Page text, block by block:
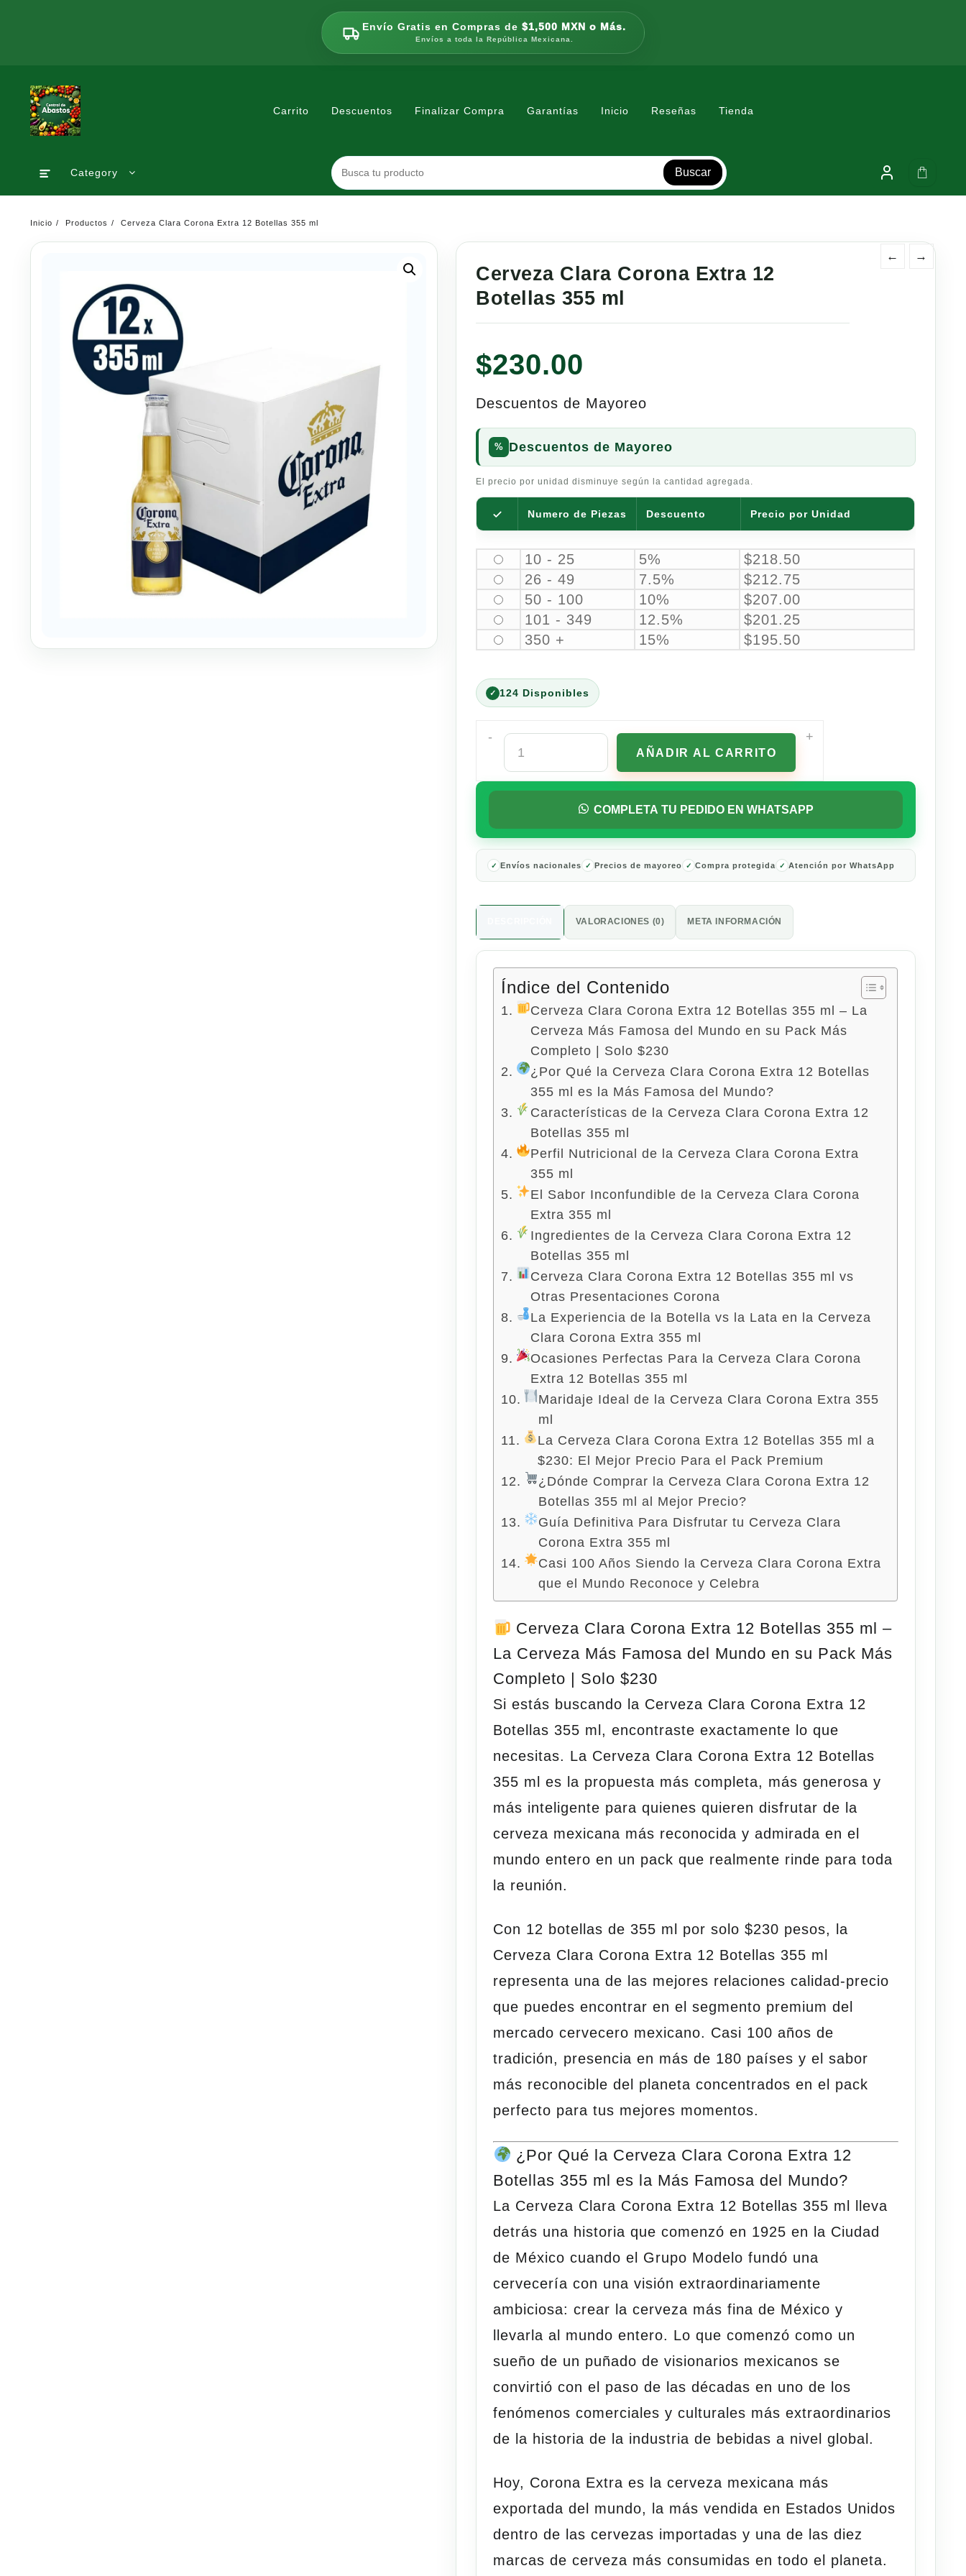
Envío Gratis en Compras de $1,500 MXN o Más.
Envíos a toda la República Mexicana.
Carrito Descuentos Finalizar Compra Garantías Inicio Reseñas Tienda
Category Buscar
Inicio Productos Cerveza Clara Corona Extra 12 Botellas 355 ml
← →
Cerveza Clara Corona Extra 12
Botellas 355 ml
$230.00
Descuentos de Mayoreo
Descuentos de Mayoreo
El precio por unidad disminuye según la cantidad agregada.
Numero de Piezas Descuento Precio por Unidad
10 - 25 5% $218.50
26 - 49
7.5% $212.75
50 - 100
10% $207.00
101 - 349
12.5% $201.25
350 +
15% $195.50
124 Disponibles
-
Cerveza
Clara
Corona
Extra
355
ml
cantidad
AÑADIR AL CARRITO
+
COMPLETA TU PEDIDO EN WHATSAPP
Envíos nacionales Precios de mayoreo Compra protegida Atención por WhatsApp
VALORACIONES (0) META INFORMACIÓN
Índice del Contenido
Cerveza Clara Corona Extra 12 Botellas 355 ml – La
Cerveza Más Famosa del Mundo en su Pack Más
Completo | Solo $230
¿Por Qué la Cerveza Clara Corona Extra 12 Botellas
355 ml es la Más Famosa del Mundo?
Características de la Cerveza Clara Corona Extra 12
Botellas 355 ml
Perfil Nutricional de la Cerveza Clara Corona Extra
355 ml
El Sabor Inconfundible de la Cerveza Clara Corona
Extra 355 ml
Ingredientes de la Cerveza Clara Corona Extra 12
Botellas 355 ml
Cerveza Clara Corona Extra 12 Botellas 355 ml vs
Otras Presentaciones Corona
La Experiencia de la Botella vs la Lata en la Cerveza
Clara Corona Extra 355 ml
Ocasiones Perfectas Para la Cerveza Clara Corona
Extra 12 Botellas 355 ml
Maridaje Ideal de la Cerveza Clara Corona Extra 355
ml
La Cerveza Clara Corona Extra 12 Botellas 355 ml a
$230: El Mejor Precio Para el Pack Premium
¿Dónde Comprar la Cerveza Clara Corona Extra 12
Botellas 355 ml al Mejor Precio?
Guía Definitiva Para Disfrutar tu Cerveza Clara
Corona Extra 355 ml
Casi 100 Años Siendo la Cerveza Clara Corona Extra
que el Mundo Reconoce y Celebra
Cerveza Clara Corona Extra 12 Botellas 355 ml –
La Cerveza Más Famosa del Mundo en su Pack Más
Completo | Solo $230
Si estás buscando la Cerveza Clara Corona Extra 12
Botellas 355 ml , encontraste exactamente lo que
necesitas. La Cerveza Clara Corona Extra 12 Botellas
355 ml
es la propuesta más completa, más generosa y
más inteligente para quienes quieren disfrutar de la
cerveza mexicana más reconocida y admirada en el
mundo entero en un pack que realmente rinde para toda
la reunión.
Con 12 botellas de 355 ml por solo $230 pesos, la
Cerveza Clara Corona Extra 12 Botellas 355 ml
representa una de las mejores relaciones calidad-precio
que puedes encontrar en el segmento premium del
mercado cervecero mexicano. Casi 100 años de
tradición, presencia en más de 180 países y el sabor
más reconocible del planeta concentrados en el pack
perfecto para tus mejores momentos.
¿Por Qué la Cerveza Clara Corona Extra 12
Botellas 355 ml es la Más Famosa del Mundo?
La Cerveza Clara Corona Extra 12 Botellas 355 ml
lleva
detrás una historia que comenzó en 1925 en la Ciudad
de México cuando el Grupo Modelo fundó una
cervecería con una visión extraordinariamente
ambiciosa: crear la cerveza más fina de México y
llevarla al mundo entero. Lo que comenzó como un
sueño de un puñado de visionarios mexicanos se
convirtió con el paso de las décadas en uno de los
fenómenos comerciales y culturales más extraordinarios
de la historia de la industria de bebidas a nivel global.
Hoy, Corona Extra es la cerveza mexicana más
exportada del mundo, la más vendida en Estados Unidos
dentro de las cervezas importadas y una de las diez
marcas de cerveza más consumidas en todo el planeta.